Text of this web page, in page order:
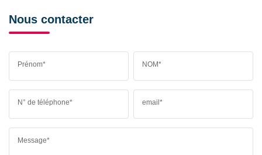
Nous contacter
Prénom* NOM*
N° de téléphone* email*
Message*